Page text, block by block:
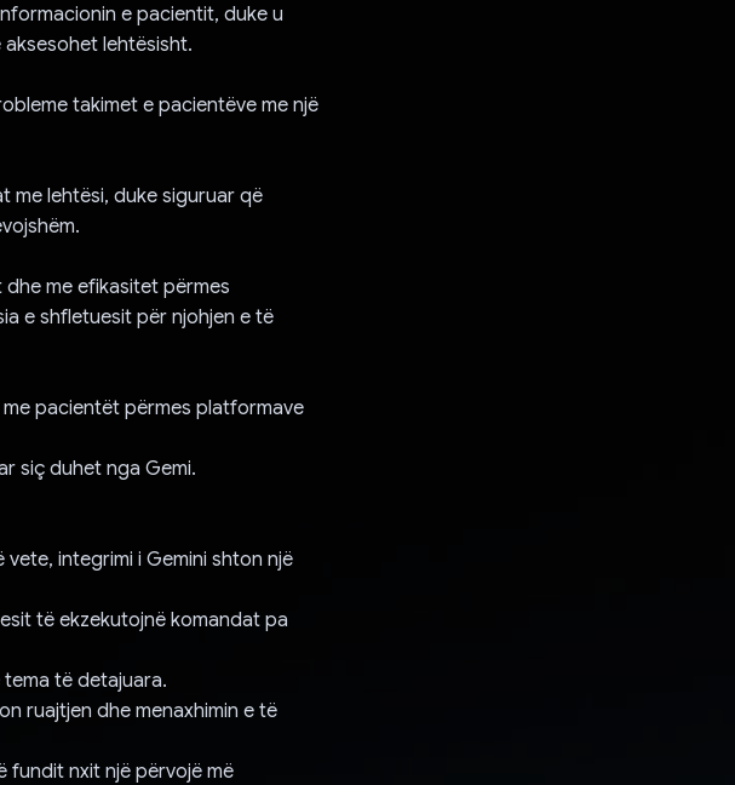
e pacientit, duke u
lehtësisht.
takimet e pacientëve me një
me lehtësi, duke siguruar që
me efikasitet përmes
e shfletuesit për njohjen e të
pacientët përmes platformave
siç duhet nga Gemi.
integrimi i Gemini shton një
të ekzekutojnë komandat pa
të detajuara.
ruajtjen dhe menaxhimin e të
fundit nxit një përvojë më